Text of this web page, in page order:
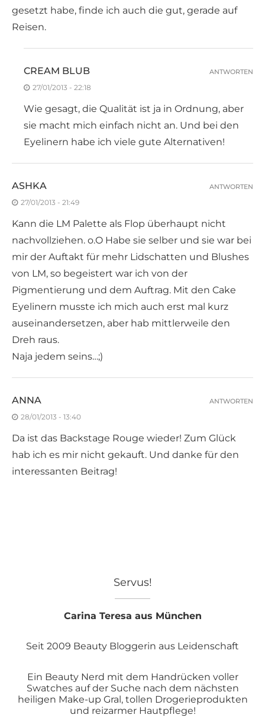
gesetzt habe, finde ich auch die gut, gerade auf
Reisen.
CREAM BLUB
27/01/2013 - 22:18
Wie gesagt, die Qualität ist ja in Ordnung, aber
sie macht mich einfach nicht an. Und bei den
Eyelinern habe ich viele gute Alternativen!
ANTWORTEN
ASHKA
27/01/2013 - 21:49
Kann die LM Palette als Flop überhaupt nicht
nachvollziehen. o.O Habe sie selber und sie war bei
mir der Auftakt für mehr Lidschatten und Blushes
von LM, so begeistert war ich von der
Pigmentierung und dem Auftrag. Mit den Cake
Eyelinern musste ich mich auch erst mal kurz
auseinandersetzen, aber hab mittlerweile den
Dreh raus.
Naja jedem seins…;)
ANTWORTEN
ANNA
28/01/2013 - 13:40
Da ist das Backstage Rouge wieder! Zum Glück
hab ich es mir nicht gekauft. Und danke für den
interessanten Beitrag!
ANTWORTEN
Servus!
Carina Teresa aus München
Seit 2009 Beauty Bloggerin aus Leidenschaft
Ein Beauty Nerd mit dem Handrücken voller
Swatches auf der Suche nach dem nächsten
heiligen Make-up Gral, tollen Drogerieprodukten
und reizarmer Hautpflege!